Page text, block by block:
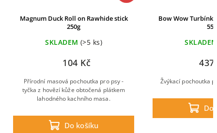
Magnum Duck Roll on Rawhide stick
250g
SKLADEM (>5 ks)
104 Kč
Do košíku
Přírodní masová pochoutka pro psy -
tyčka z hovězí kůže obtočená plátkem
lahodného kachního masa.
Bow Wow
437
Do
Žvýkací pochoutka